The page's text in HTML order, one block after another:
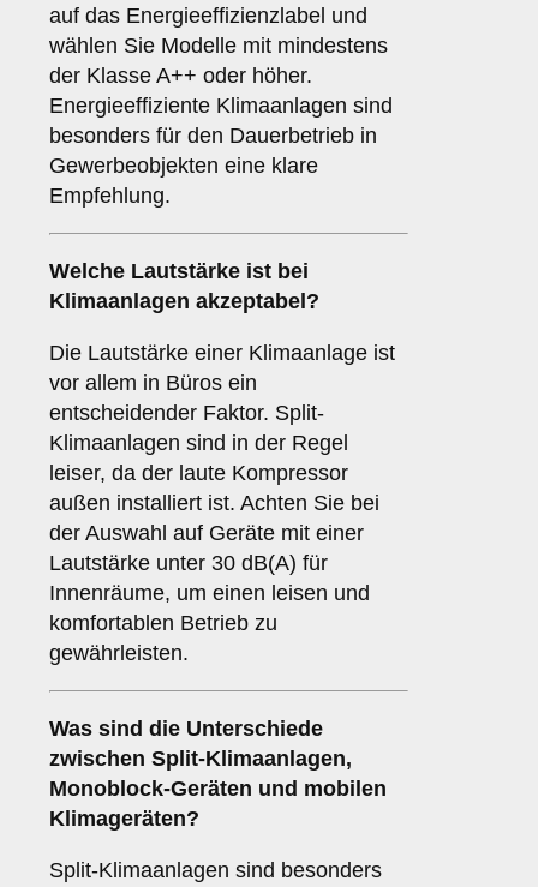
auf das Energieeffizienzlabel und
wählen Sie Modelle mit mindestens
der Klasse A++ oder höher.
Energieeffiziente Klimaanlagen sind
besonders für den Dauerbetrieb in
Gewerbeobjekten eine klare
Empfehlung.
Welche Lautstärke ist bei
Klimaanlagen akzeptabel?
Die Lautstärke einer Klimaanlage ist
vor allem in Büros ein
entscheidender Faktor. Split-
Klimaanlagen sind in der Regel
leiser, da der laute Kompressor
außen installiert ist. Achten Sie bei
der Auswahl auf Geräte mit einer
Lautstärke unter 30 dB(A) für
Innenräume, um einen leisen und
komfortablen Betrieb zu
gewährleisten.
Was sind die Unterschiede
zwischen Split-Klimaanlagen,
Monoblock-Geräten und mobilen
Klimageräten?
Split-Klimaanlagen sind besonders